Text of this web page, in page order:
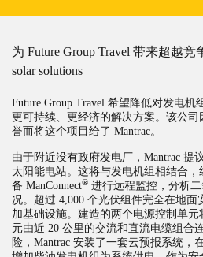
为 Future Group Travel 带来超越竞争对手的力量 with Mantrac
solar solutions
Future Group Travel 希望降低对发电机
更可持续、更经济的解决方案。该公司
誉而将这个项目给了 Mantrac。
由于附近没有政府发电厂，Mantrac 提
太阳能电站。这将与发电机组相结合
备 ManConnect® 进行远程监控，分析
况。超过 4,000 个光伏组件完全在地
加基础设施。建造的两个电源控制单
元由近 20 公里的交流和直流电缆组合
险，Mantrac 安装了一套云预报系统，